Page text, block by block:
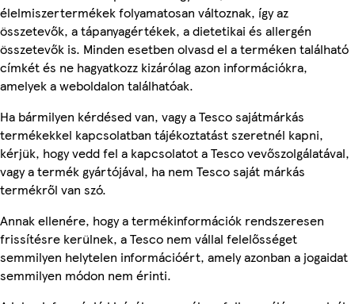
élelmiszertermékek folyamatosan változnak, így az
összetevők, a tápanyagértékek, a dietetikai és allergén
összetevők is. Minden esetben olvasd el a terméken található
címkét és ne hagyatkozz kizárólag azon információkra,
amelyek a weboldalon találhatóak.
Ha bármilyen kérdésed van, vagy a Tesco sajátmárkás
termékekkel kapcsolatban tájékoztatást szeretnél kapni,
kérjük, hogy vedd fel a kapcsolatot a Tesco vevőszolgálatával,
vagy a termék gyártójával, ha nem Tesco saját márkás
termékről van szó.
Annak ellenére, hogy a termékinformációk rendszeresen
frissítésre kerülnek, a Tesco nem vállal felelősséget
semmilyen helytelen információért, amely azonban a jogaidat
semmilyen módon nem érinti.